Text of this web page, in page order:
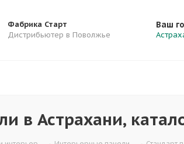
Фабрика Старт
Дистрибьютер в Поволжье
Ваш
в Астрахани,